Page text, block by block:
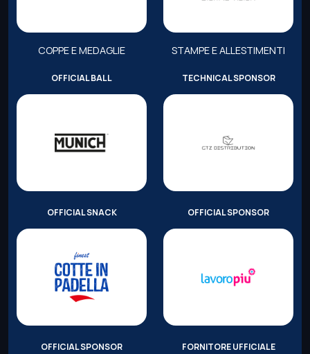
COPPE E MEDAGLIE STAMPE E ALLESTIMENTI
OFFICIAL BALL TECHNICAL SPONSOR
OFFICIAL SNACK OFFICIAL SPONSOR
OFFICIAL SPONSOR FORNITORE UFFICIALE